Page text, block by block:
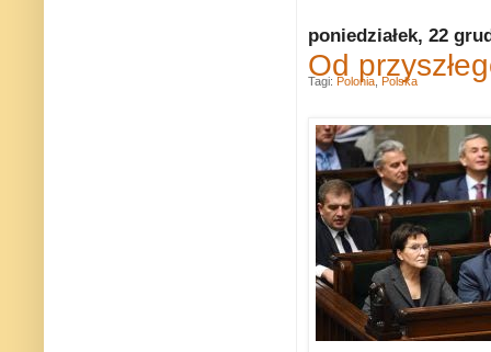
poniedziałek, 22
Od
Tagi: Polonia Polska